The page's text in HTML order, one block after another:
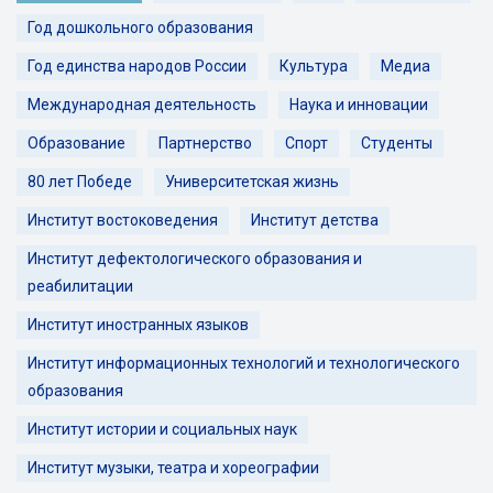
Год дошкольного образования
Год единства народов России Культура Медиа
Международная деятельность Наука и инновации
Образование Партнерство Спорт Студенты
80 лет Победе Университетская жизнь
Институт востоковедения Институт детства
Институт дефектологического образования и
реабилитации
Институт иностранных языков
Институт информационных технологий и технологического
образования
Институт истории и социальных наук
Институт музыки, театра и хореографии